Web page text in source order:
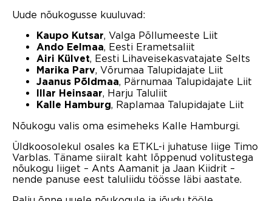
Uude nõukogusse kuuluvad:
Kaupo Kutsar , Valga Põllumeeste Liit
Ando Eelmaa , Eesti Erametsaliit
Airi Külvet , Eesti Lihaveisekasvatajate Selts
Marika Parv , Võrumaa Talupidajate Liit
Jaanus Põldmaa , Pärnumaa Talupidajate Liit
Illar Heinsaar , Harju Taluliit
Kalle Hamburg
, Raplamaa Talupidajate Liit
Nõukogu valis oma esimeheks Kalle Hamburgi.
Üldkoosolekul osales ka ETKL-i juhatuse liige Timo
Varblas. Täname siiralt kaht lõppenud volitustega
nõukogu liiget – Ants Aamanit ja Jaan Kiidrit –
nende panuse eest taluliidu töösse läbi aastate.